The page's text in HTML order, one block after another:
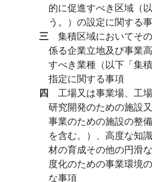
的に促進すべき区域（
う。）の設定に関する
三 集積区域においてそ
係る企業立地及び事業
すべき業種（以下「集
指定に関する事項
四 工場又は事業場、工
研究開発のための施設
事業のための施設の整
を含む。）、高度な知
材の育成その他の円滑
度化のための事業環境
な事項